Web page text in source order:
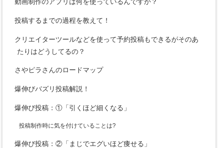
動画制作のアプリは何を使っているんですか？
投稿するまでの過程を教えて！
クリエイターツールなどを使って予約投稿もできるがそのあ
たりはどうしてるの？
さやピラさんのロードマップ
爆伸びバズリ投稿解説！
爆伸び投稿：①「引くほど細くなる」
投稿制作時に気を付けていることは?
爆伸び投稿：②「まじでエグいほど痩せる」